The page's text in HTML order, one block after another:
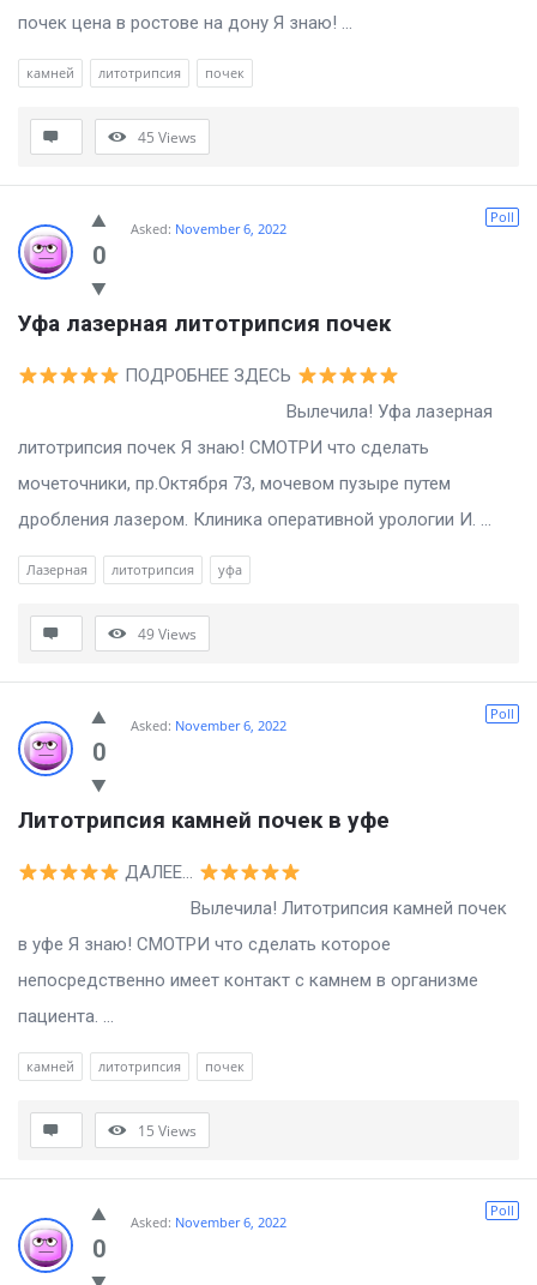
почек цена в ростове на дону Я знаю! ...
камней литотрипсия почек
45 Views
0
Poll
Asked: November 6, 2022
Уфа лазерная литотрипсия почек
ПОДРОБНЕЕ ЗДЕСЬ
Вылечила! Уфа лазерная
литотрипсия почек Я знаю! СМОТРИ что сделать
мочеточники, пр.Октября 73, мочевом пузыре путем
дробления лазером. Клиника оперативной урологии И. ...
Лазерная литотрипсия уфа
49Views
0
Poll
Asked: November 6, 2022
Литотрипсия камней почек в уфе
ДАЛЕЕ…
Вылечила! Литотрипсия камней почек
в уфе Я знаю! СМОТРИ что сделать которое
непосредственно имеет контакт с камнем в организме
пациента. ...
камней литотрипсия почек
15 Views
0
Poll
Asked: November 6, 2022